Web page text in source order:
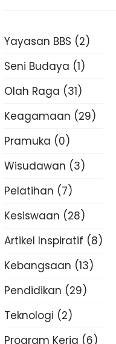
Yayasan BBS (2)
Seni Budaya (1)
Olah Raga (31)
Keagamaan (29)
Pramuka (0)
Wisudawan (3)
Pelatihan (7)
Kesiswaan (28)
Artikel Inspiratif (8)
Kebangsaan (13)
Pendidikan (29)
Teknologi (2)
Program Kerja (6)